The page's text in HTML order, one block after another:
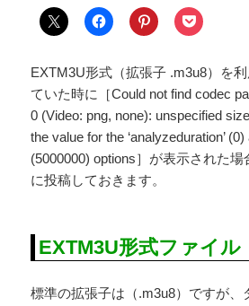
EXTM3U形式（拡張子 .m3u8）を
ていた時に［Could not find codec
0 (Video: png, none): unspecified
the value for the ‘analyzeduration’ (0)
(5000000) options］が表示された
に投稿しておきます。
EXTM3U形式ファイル
標準の拡張子は（.m3u8）ですが、